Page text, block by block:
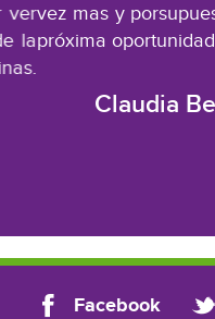
vez mas y porsupuesto
próxima oportunidad.»
Claudia
Facebook